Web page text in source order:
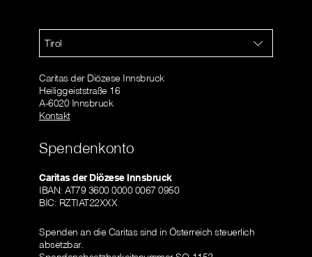
Tirol
Caritas der Diözese Innsbruck
Heiliggeiststraße 16
A-6020 Innsbruck
Kontakt
Spendenkonto
Caritas der Diözese Innsbruck
IBAN: AT79 3600 0000 0067 0950
BIC: RZTIAT22XXX
Spenden an die Caritas sind in Österreich steuerlich
absetzbar.